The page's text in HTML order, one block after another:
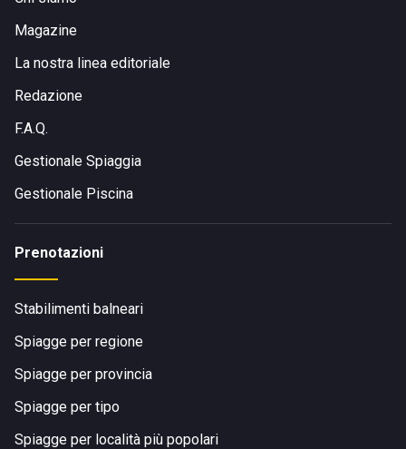
Magazine
La nostra linea editoriale
Redazione
F.A.Q.
Gestionale Spiaggia
Gestionale Piscina
Prenotazioni
Stabilimenti balneari
Spiagge per regione
Spiagge per provincia
Spiagge per tipo
Spiagge per località più popolari